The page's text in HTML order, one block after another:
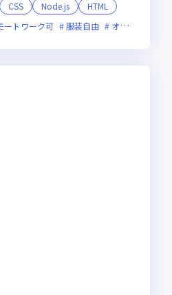
CSS Node.js
HTML
ートワーク可 服装自由 オンライン選考可